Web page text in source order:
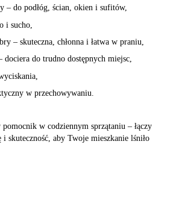
– do podłóg, ścian, okien i sufitów,
i sucho,
– skuteczna, chłonna i łatwa w praniu,
dociera do trudno dostępnych miejsc,
w przechowywaniu.
w codziennym sprzątaniu – łączy
skuteczność, aby Twoje mieszkanie lśniło